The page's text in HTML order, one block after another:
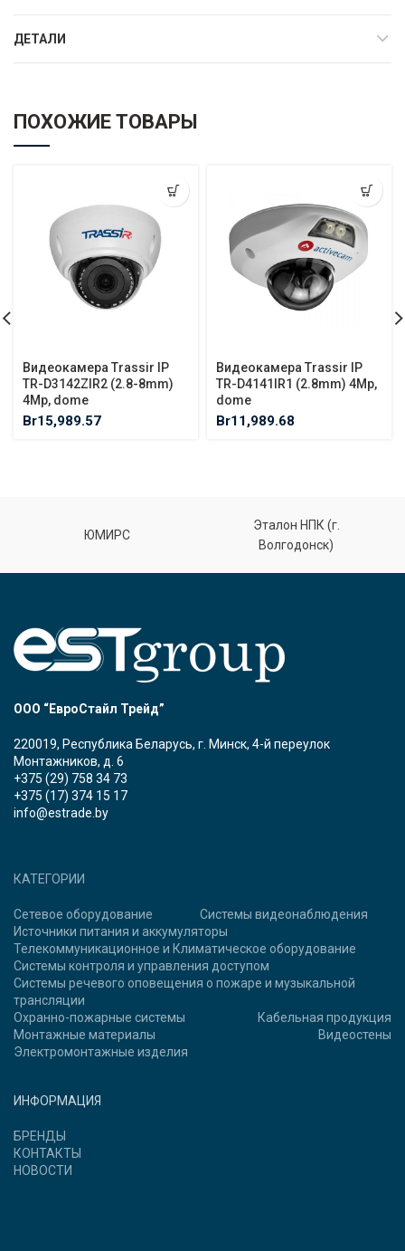
ДЕТАЛИ
ПОХОЖИЕ ТОВАРЫ
Видеокамера Trassir IP
TR-D3142ZIR2 (2.8-8mm)
4Mp, dome
Br15,989.57
Видеокамера Trassir IP
TR-D4141IR1 (2.8mm) 4Mp,
dome
Br11,989.68
ЮМИРС
Эталон НПК (г.
Волгодонск)
ООО “ЕвроСтайл Трейд”
220019, Республика Беларусь, г. Минск, 4-й переулок
Монтажников, д. 6
+375 (29) 758 34 73
+375 (17) 374 15 17
info@estrade.by
КАТЕГОРИИ
Сетевое оборудование
Системы видеонаблюдения
Источники питания и аккумуляторы
Телекоммуникационное и Климатическое оборудование
Системы контроля и управления доступом
Системы речевого оповещения о пожаре и музыкальной
трансляции
Охранно-пожарные системы
Кабельная продукция
Монтажные материалы
Видеостены
Электромонтажные изделия
ИНФОРМАЦИЯ
БРЕНДЫ
КОНТАКТЫ
НОВОСТИ